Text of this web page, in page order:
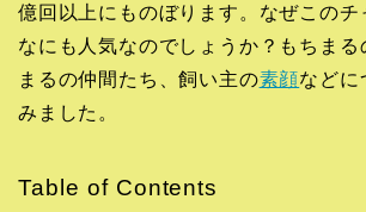
億回以上にものぼります。なぜこのチ
なにも人気なのでしょうか？もちまる
まるの仲間たち、飼い主の素顔などに
みました。
Table of Contents